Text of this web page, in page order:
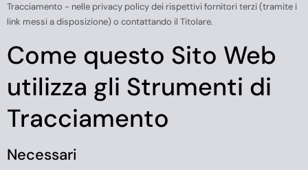
Tracciamento - nelle privacy policy dei rispettivi fornitori terzi (tramite i
link messi a disposizione) o contattando il Titolare.
Come questo Sito Web
utilizza gli Strumenti di
Tracciamento
Necessari